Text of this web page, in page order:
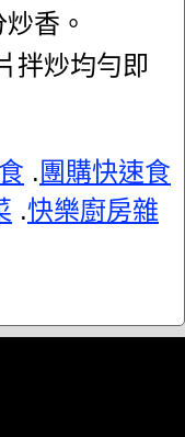
香。
拌炒均勻即
. 團購快速食
.快樂廚房雜